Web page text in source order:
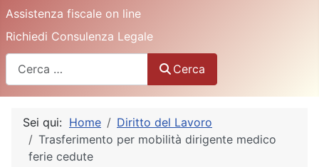
Assistenza fiscale on line
Richiedi Consulenza Legale
Cerca
Sei qui: Home
Diritto del Lavoro
Trasferimento per mobilità dirigente medico
ferie cedute